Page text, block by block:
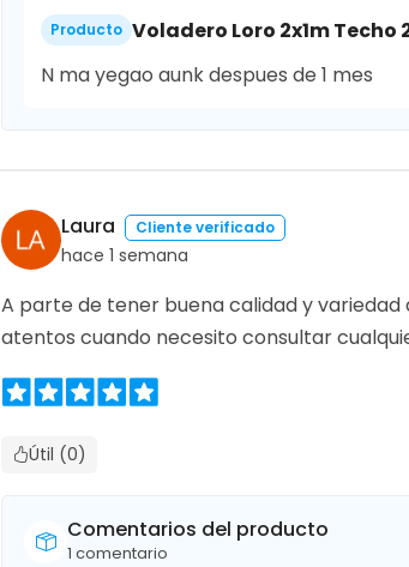
Producto Voladero Loro 2x1m Techo
N ma yegao aunk despues de 1 mes
Laura Cliente verificado
hace 1 semana
A parte de tener buena calidad y
atentos cuando necesito consultar
Útil (0)
Comentarios del producto
1 comentario